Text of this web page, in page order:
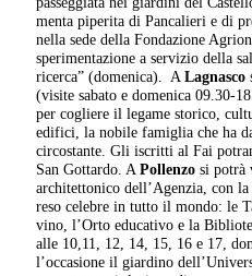
menta piperita di Pancalieri e di
nella sede della Fondazione
sperimentazione a servizio della
ricerca” (domenica).
ALagnasco
(visite sabato e domenica 09.30-
per cogliere il legame storico,
edifici, la nobile famiglia che ha
circostante. Gli iscritti al Fai
San Gottardo. APollenzosi potrà
architettonico dell’Agenzia, con
reso celebre in tutto il mondo: le
vino, l’Orto educativo e la
alle 10,11, 12, 14, 15, 16 e 17,
l’occasione il giardino